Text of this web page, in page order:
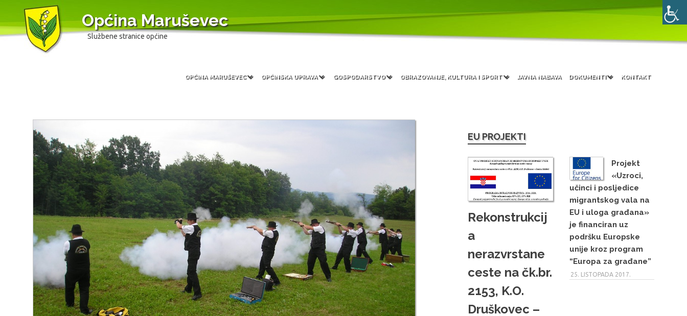
Općina Maruševec
Službene stranice općine
OPĆINA MARUŠEVEC OPĆINSKA UPRAVA GOSPODARSTVO OBRAZOVANJE, KULTURA I SPORT JAVNA NABAVA DOKUMENTI KONTAKT
EU PROJEKTI
Rekonstrukcij
a
nerazvrstane
ceste na čk.br.
2153, K.O.
Druškovec –
Projekt
«Uzroci,
učinci i posljedice
migrantskog vala na
EU i uloga građana»
je financiran uz
podršku Europske
unije kroz program
“Europa za građane”
25. LISTOPADA 2017.